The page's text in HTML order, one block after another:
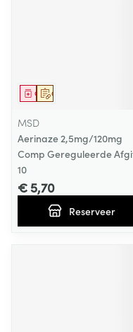
Op voorschrift
Geneesmiddel
MSD
Aerinaze 2,5mg/120mg
Comp Gereguleerde
10
€ 5,70
Reserveer